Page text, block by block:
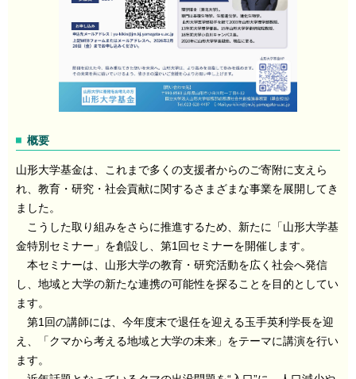
概要
山形大学基金は、これまで多くの支援者からのご寄附に支えら
れ、教育・研究・社会貢献に関するさまざまな事業を展開してき
ました。
こうした取り組みをさらに推進するため、新たに「山形大学基
金特別セミナー」を創設し、第1回セミナーを開催します。
本セミナーは、山形大学の教育・研究活動を広く社会へ発信
し、地域と大学の新たな連携の可能性を探ることを目的としてい
ます。
第1回の講師には、今年度末で退任を迎える玉手英利学長を迎
え、「クマから考える地域と大学の未来」をテーマに講演を行い
ます。